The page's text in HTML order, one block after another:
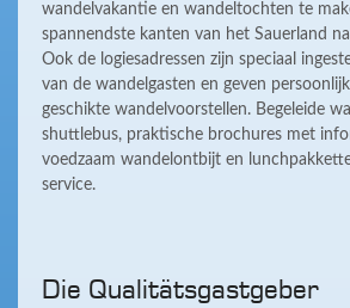
wandelvakantie en wandeltochten te
spannendste kanten van het Sauerland
Ook de logiesadressen zijn speciaal
van de wandelgasten en geven
geschikte wandelvoorstellen. Begeleide
shuttlebus, praktische brochures met
voedzaam wandelontbijt en
service.
Die Qualitätsgastgeber